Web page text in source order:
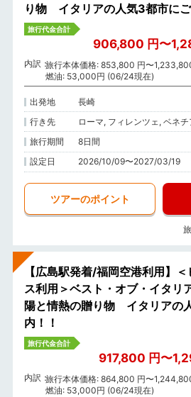
り物 イタリアの人気3都市にご
旅行代金合計
906,800 円〜
内訳 旅行本体価格: 853,800 円〜
燃油: 53,000円 (06/24現在)
出発地
長崎
行き先
ローマ, フィレンツェ, ベネ
旅行期間
8日間
設定日
2026/10/09〜2027/03/19
ツアーのポイント
【広島駅発着/福岡空港利用】
ス利用＞ベスト・オブ・イタ
陽と情熱の贈り物 イタリアの
内！！
旅行代金合計
917,800 円〜
内訳 旅行本体価格: 864,800 円〜
燃油: 53,000円 (06/24現在)